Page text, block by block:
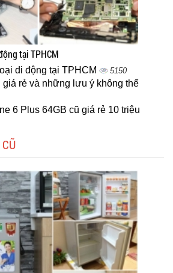
tại TPHCM
di động tại TPHCM 5150
giá rẻ và những lưu ý không thể
6 Plus 64GB cũ giá rẻ 10 triệu